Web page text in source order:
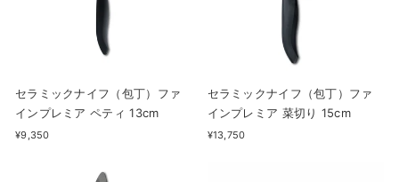
セラミックナイフ（包丁）ファ
インプレミア ペティ 13cm
¥9,350
セラミックナイフ（包丁）ファ
インプレミア 菜切り 15cm
¥13,750